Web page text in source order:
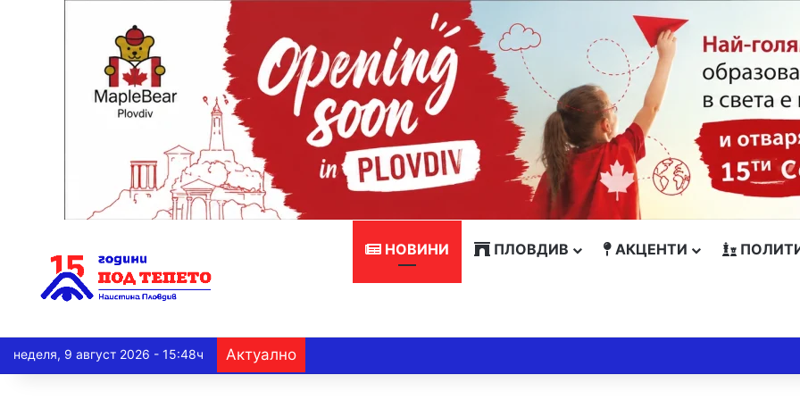
НОВИНИ ПЛОВДИВ АКЦЕНТИ
неделя, 9 август 2026 - 15:48ч Актуално